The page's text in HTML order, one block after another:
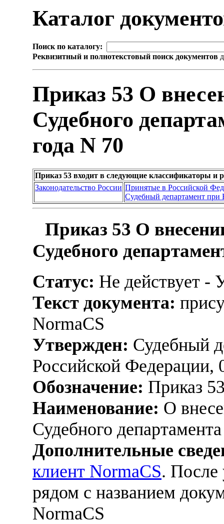
Каталог
Поиск по каталогу:
Реквизитный и полнотекстовый поиск документов
Приказ 53 О
Судебного
года N 70
Приказ 53 входит в следующие классификаторы и
Законодательство России Принятые в Российской
Судебный департамент при
Приказ 53 О
Судебного
Статус: Не действует -
Текст документа:
NormaCS
Утвержден: Судебный
Российской Федерации,
Обозначение: Приказ
Наименование: О
Судебного
Дополнительные
клиент NormaCS. После
рядом с названием
NormaCS